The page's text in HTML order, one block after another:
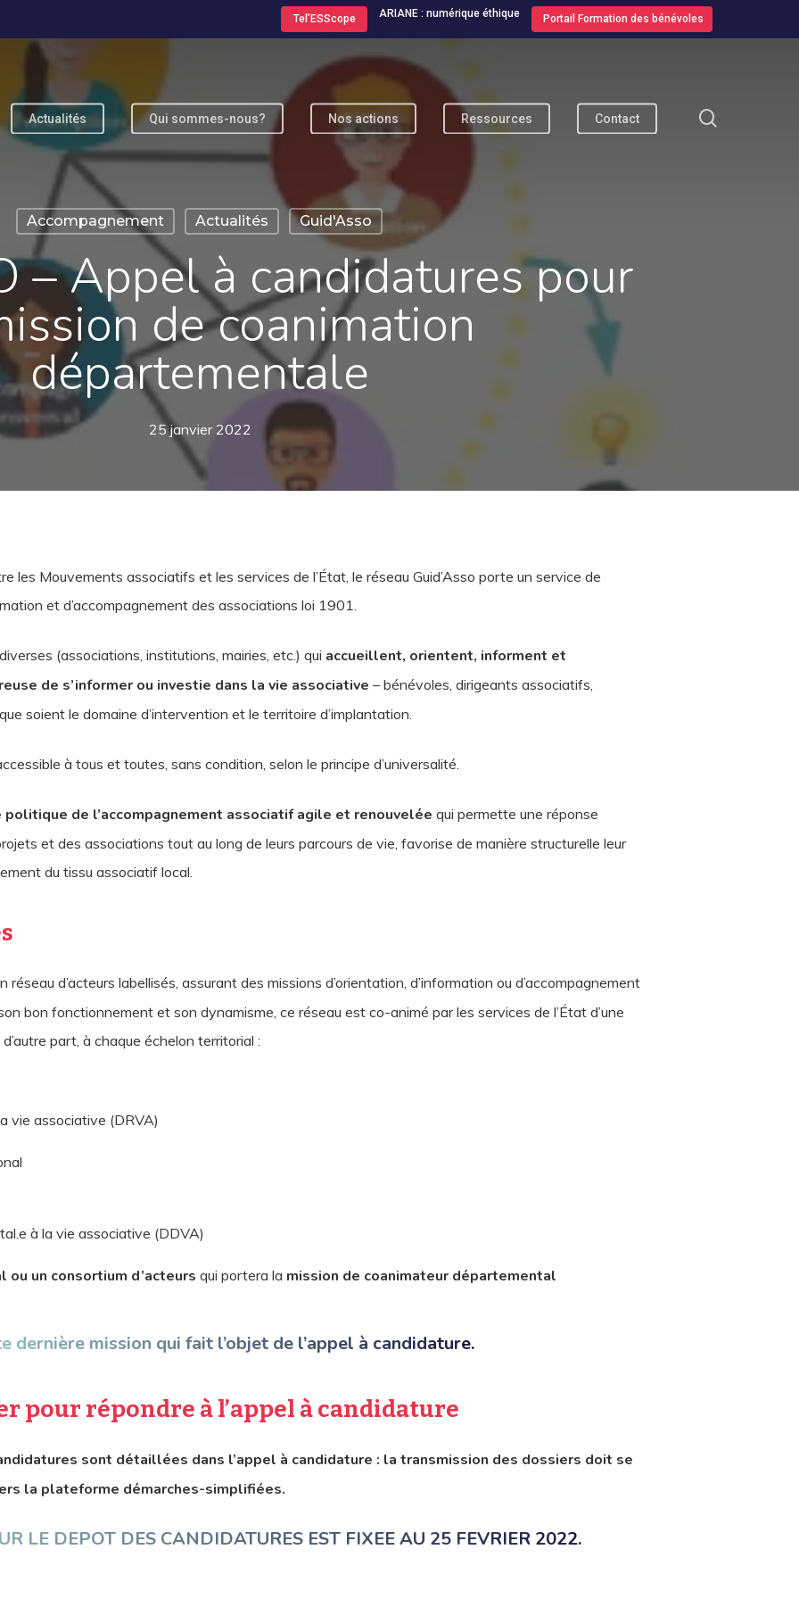
Tel’ESScope ARIANE : numérique éthique Portail Formation des bénévoles
fermer
Actualités Qui sommes-nous? Nos actions Ressources Contact
Accompagnement Actualités Guid'Asso
– Appel à candidatures pour
de coanimation
départementale
25 janvier 2022
les Mouvements associatifs et les services de l’État, le réseau Guid’Asso porte un service de
et d’accompagnement des associations loi 1901.
(associations, institutions, mairies, etc.) qui accueillent, orientent, informent et
de s’informer ou investie dans la vie associative – bénévoles, dirigeants associatifs,
soient le domaine d’intervention et le territoire d’implantation.
à tous et toutes, sans condition, selon le principe d’universalité.
de l’accompagnement associatif agile et renouvelée qui permette une réponse
et des associations tout au long de leurs parcours de vie, favorise de manière structurelle leur
du tissu associatif local.
réseau d’acteurs labellisés, assurant des missions d’orientation, d’information ou d’accompagnement
bon fonctionnement et son dynamisme, ce réseau est co-animé par les services de l’État d’une
part, à chaque échelon territorial :
vie associative (DRVA)
à la vie associative (DDVA)
un consortium d’acteurs qui portera la mission de coanimateur départemental
dernière mission qui fait l’objet de l’appel à candidature.
pour répondre à l’appel à candidature
sont détaillées dans l’appel à candidature : la transmission des dossiers doit se
la plateforme démarches-simplifiées.
LE DEPOT DES CANDIDATURES EST FIXEE AU 25 FEVRIER 2022.